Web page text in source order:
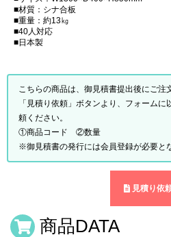
■材質：シナ合板
■重量：約13㎏
■40人対応
■日本製
こちらの商品は、御見積書提出後にご注
「見積り依頼」ボタンより、フォーム
頼ください。
①商品コード ②数量
※御見積書の発行には会員登録が必要と
見積り依
商品DATA